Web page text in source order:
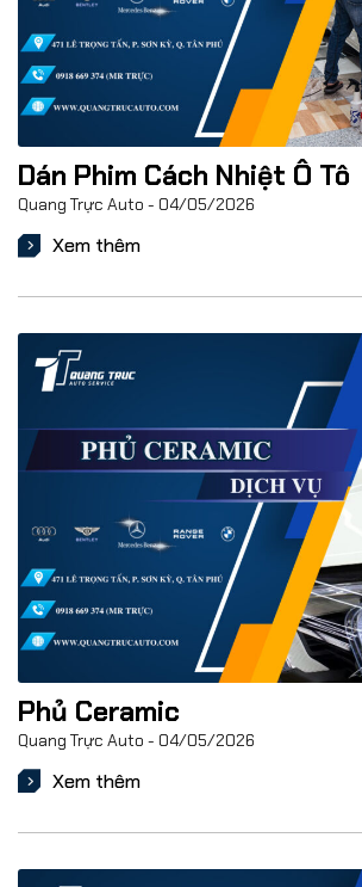
Dán Phim Cách Nhiệt Ô Tô
Quang Trực Auto 04/05/2026
Xem thêm
Phủ Ceramic
Quang Trực Auto 04/05/2026
Xem thêm